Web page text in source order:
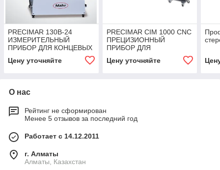
PRECIMAR 130B-24
ИЗМЕРИТЕЛЬНЫЙ
ПРИБОР ДЛЯ КОНЦЕВЫХ
Цену уточняйте
PRECIMAR CIM 1000 CNC
ПРЕЦИЗИОННЫЙ
ПРИБОР ДЛЯ
Цену уточняйте
О нас
Рейтинг не сформирован
Менее 5 отзывов за последний год
Работает с 14.12.2011
г. Алматы
Алматы, Казахстан